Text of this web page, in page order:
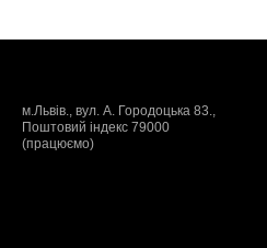
м.Львів., вул. А. Городоцька 83.,
Поштовий індекс 79000
(працюємо)